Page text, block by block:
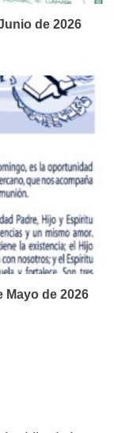
de 2026
Mayo de 2026